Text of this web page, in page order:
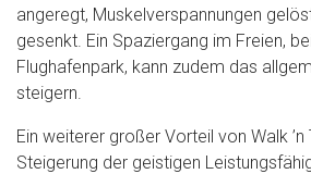
angeregt, Muskelverspannungen
gesenkt. Ein Spaziergang im Freien,
Flughafenpark, kann zudem das
steigern.
Ein weiterer großer Vorteil von Walk
Steigerung der geistigen